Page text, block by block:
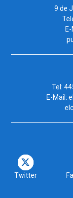
9 de
Tel:
E-Mail:
Twitter